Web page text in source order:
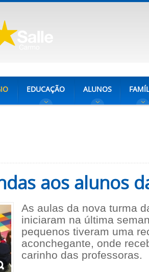
EDUCAÇÃO ALUNOS
aos alunos
As aulas da nova turma
iniciaram na última
pequenos tiveram uma
aconchegante, onde
carinho das professoras.